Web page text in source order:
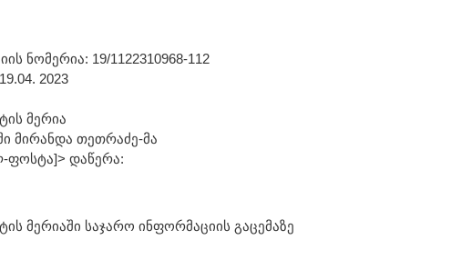
ნომერია: 19/1122310968-112
2023
მერია
მირანდა თეთრაძე-მა
ფოსტა]> დაწერა:
მერიაში საჯარო ინფორმაციის გაცემაზე